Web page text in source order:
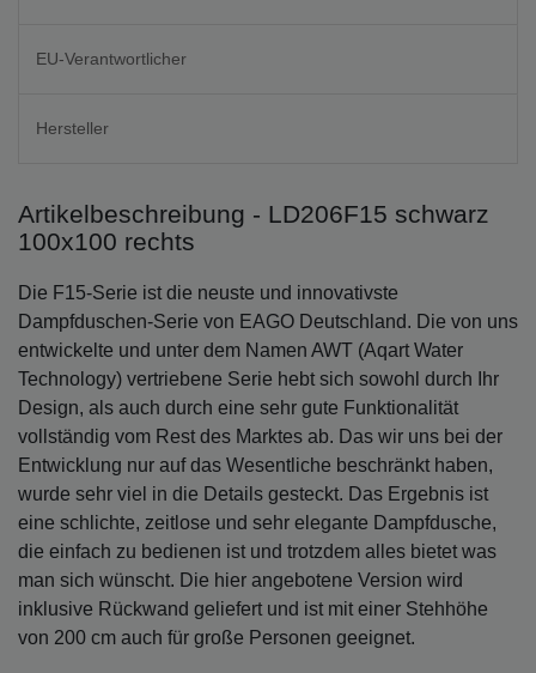
EU-Verantwortlicher
Hersteller
Artikelbeschreibung - LD206F15 schwarz
100x100 rechts
Die F15-Serie ist die neuste und innovativste
Dampfduschen-Serie von EAGO Deutschland. Die von uns
entwickelte und unter dem Namen AWT (Aqart Water
Technology) vertriebene Serie hebt sich sowohl durch Ihr
Design, als auch durch eine sehr gute Funktionalität
vollständig vom Rest des Marktes ab. Das wir uns bei der
Entwicklung nur auf das Wesentliche beschränkt haben,
wurde sehr viel in die Details gesteckt. Das Ergebnis ist
eine schlichte, zeitlose und sehr elegante Dampfdusche,
die einfach zu bedienen ist und trotzdem alles bietet was
man sich wünscht. Die hier angebotene Version wird
inklusive Rückwand geliefert und ist mit einer Stehhöhe
von 200 cm auch für große Personen geeignet.